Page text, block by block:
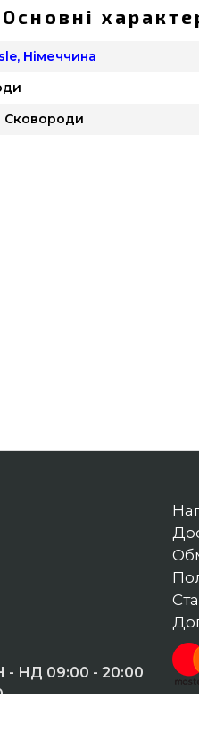
Основні
Німеччина
Сковороди
- НД 09:00 - 20:00